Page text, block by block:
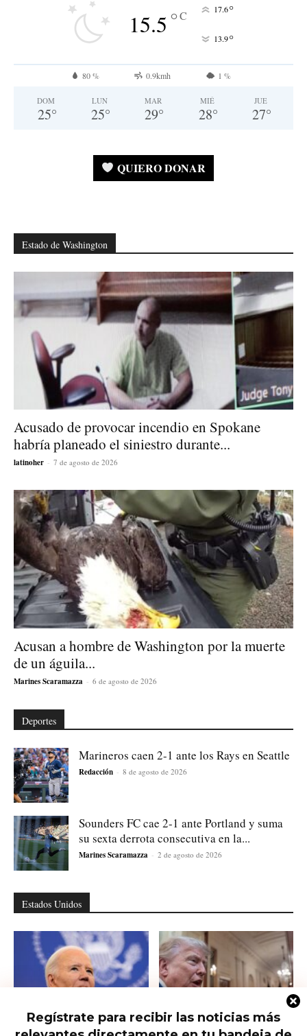
Regístrate para recibir las noticias más
15.5°C 17.6°
13.9°
80 % 0.9kmh 1 %
DOM
25°
LUN
25°
MAR
29°
MIÉ
28°
JUE
27°
QUIERO DONAR
Estado de Washington
Acusado de provocar incendio en Spokane
habría planeado el siniestro durante...
latinoher - 7 de agosto de 2026
Acusan a hombre de Washington por la muerte
de un águila...
Marines Scaramazza - 6 de agosto de 2026
Deportes
Marineros caen 2-1 ante los Rays en Seattle
Redacción - 8 de agosto de 2026
Sounders FC cae 2-1 ante Portland y suma
su sexta derrota consecutiva en la...
Marines Scaramazza - 2 de agosto de 2026
Estados Unidos